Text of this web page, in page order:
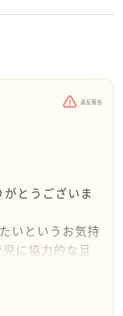
違反報告
とうございま
いというお気持
に協力的な旦
観の違いの戸
は当然のこと